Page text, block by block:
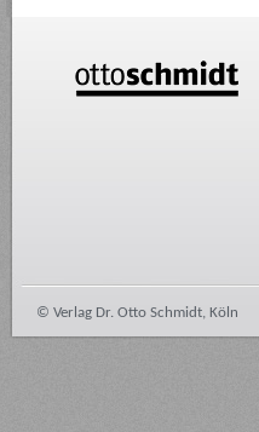
© Verlag Dr. Otto Schmidt, Köln